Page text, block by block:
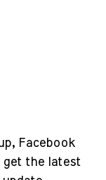
Facebook
get the latest